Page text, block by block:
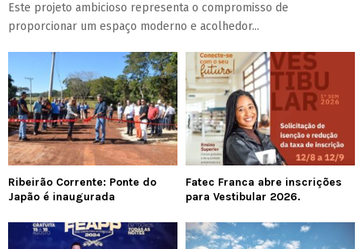
Este projeto ambicioso representa o compromisso de
proporcionar um espaço moderno e acolhedor...
Ribeirão Corrente: Ponte do
Japão é inaugurada
Fatec Franca abre inscrições
para Vestibular 2026.